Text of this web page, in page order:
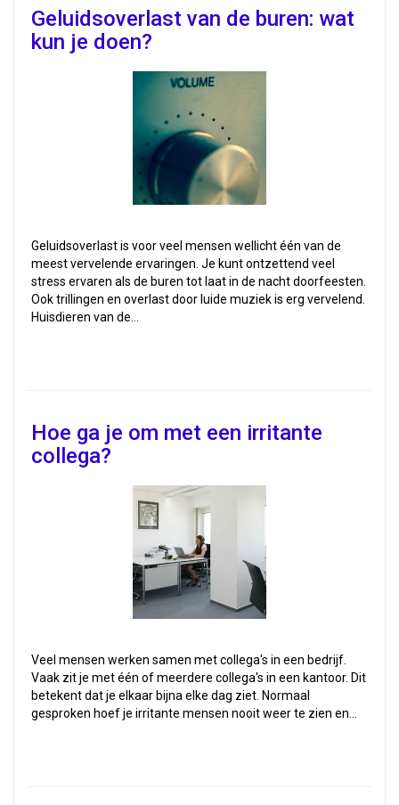
Geluidsoverlast van de buren: wat
kun je doen?
Geluidsoverlast is voor veel mensen wellicht één van de
meest vervelende ervaringen. Je kunt ontzettend veel
stress ervaren als de buren tot laat in de nacht doorfeesten.
Ook trillingen en overlast door luide muziek is erg vervelend.
Huisdieren van de…
Hoe ga je om met een irritante
collega?
Veel mensen werken samen met collega's in een bedrijf.
Vaak zit je met één of meerdere collega's in een kantoor. Dit
betekent dat je elkaar bijna elke dag ziet. Normaal
gesproken hoef je irritante mensen nooit weer te zien en…